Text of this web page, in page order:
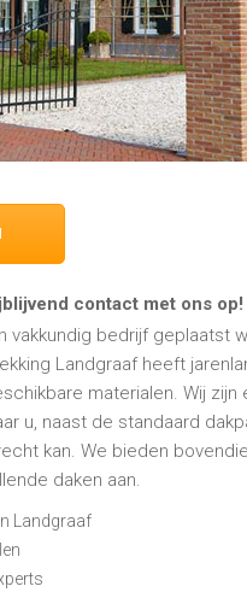
contact met ons op!
vakkundig bedrijf geplaatst
Landgraaf heeft
materialen. Wij zijn
u, naast de standaard
kan. We bieden
daken aan.
Landgraaf